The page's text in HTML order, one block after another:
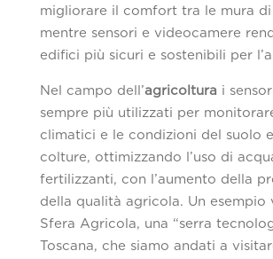
migliorare il comfort tra le mura di
mentre sensori e videocamere
edifici più sicuri e sostenibili per
Nel campo dell’agricoltura i
sempre più utilizzati per
climatici e le condizioni del suolo
colture, ottimizzando l’uso di
fertilizzanti, con l’aumento della
della qualità agricola. Un esempio
Sfera Agricola, una “serra
Toscana, che siamo andati a